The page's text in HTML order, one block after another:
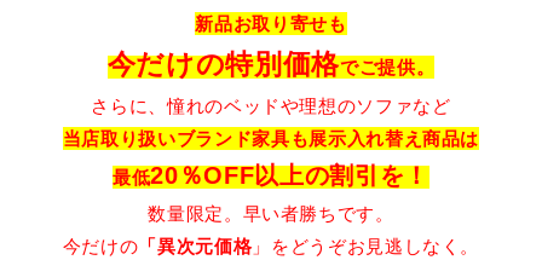
新品お取り寄せも
今だけの特別価格でご提供。
さらに、憧れのベッドや理想のソファなど
当店取り扱いブランド家具も展示入れ替え商品は
最低20％OFF以上の割引を！
数量限定。早い者勝ちです。
今だけの 「異次元価格」をどうぞお見逃しなく。